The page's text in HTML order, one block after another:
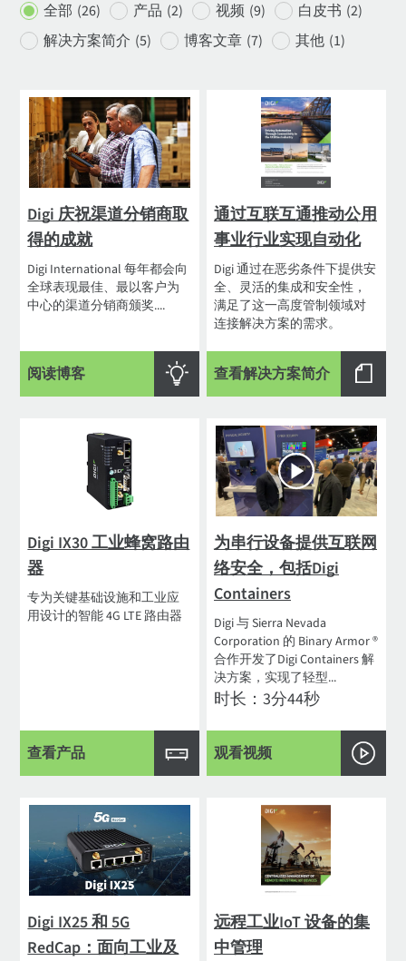
全部 (26) 产品 (2) 视频 (9) 白皮书 (2)
解决方案简介 (5) 博客文章 (7) 其他 (1)
Digi 庆祝渠道分销商取
得的成就
Digi International 每年都会向
全球表现最佳、最以客户为
中心的渠道分销商颁奖....
阅读博客
通过互联互通推动公用
事业行业实现自动化
Digi 通过在恶劣条件下提供安
全、灵活的集成和安全性，
满足了这一高度管制领域对
连接解决方案的需求。
查看解决方案简介
Digi IX30 工业蜂窝路由
器
专为关键基础设施和工业应
用设计的智能 4G LTE 路由器
查看产品
为串行设备提供互联网
络安全，包括Digi
Containers
Digi 与 Sierra Nevada
Corporation 的 Binary Armor ®
合作开发了Digi Containers 解
决方案，实现了轻型...
时长：3分44秒
观看视频
Digi IX25 和 5G
RedCap：面向工业及
远程工业IoT 设备的集
中管理